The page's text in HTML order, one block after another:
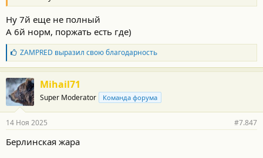
Ну 7й еще не полный
А 6й норм, поржать есть где)
Б
л
а
г
о
д
а
н
с
ZAMPRED выразил свою благодарность
Mihail71
Super Moderator Команда форума
14 Ноя 2025 #7.847
Берлинская жара